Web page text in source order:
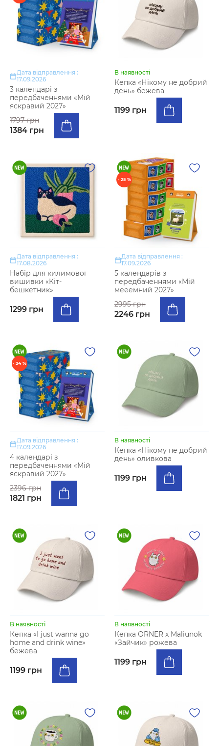
Дата відправлення :
17.09.2026
3 календарі з
передбаченнями «Мій
яскравий 2027»
1797 грн
1384 грн
В наявності
Кепка «Нікому не добрий
день» бежева
1199 грн
Дата відправлення :
17.08.2026
Набір для килимової
вишивки «Кіт-
бешкетник»
1299 грн
- 25 %
Дата відправлення :
17.09.2026
5 календарів з
передбаченнями «Мій
мееемний 2027»
2995 грн
2246 грн
- 24 %
Дата відправлення :
17.09.2026
4 календарі з
передбаченнями «Мій
яскравий 2027»
2396 грн
1821 грн
В наявності
Кепка «Нікому не добрий
день» оливкова
1199 грн
В наявності
Кепка «I just wanna go
home and drink wine»
бежева
1199 грн
В наявності
Кепка ORNER x Maliunok
«Зайчик» рожева
1199 грн